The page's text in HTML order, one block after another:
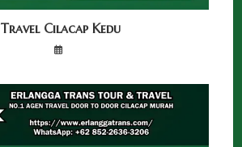
Travel Cilacap Kedu